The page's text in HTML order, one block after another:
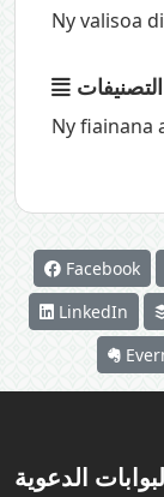
Ny valisoa
التصنيفات
Ny fiainana
Facebook
LinkedIn
الدعوية